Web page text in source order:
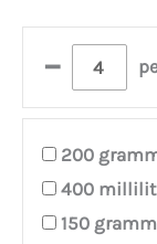
–
200
400
150